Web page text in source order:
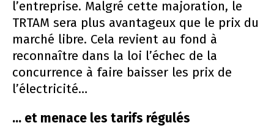
l’entreprise. Malgré cette majoration, le
TRTAM sera plus avantageux que le prix du
marché libre. Cela revient au fond à
reconnaître dans la loi l’échec de la
concurrence à faire baisser les prix de
l’électricité…
… et menace les tarifs régulés